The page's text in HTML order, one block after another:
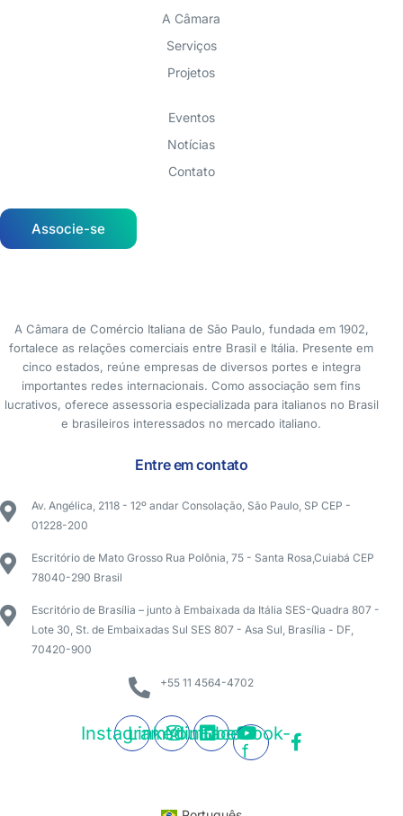
A Câmara
Serviços
Projetos
Eventos
Notícias
Contato
Associe-se
A Câmara de Comércio Italiana de São Paulo, fundada em 1902,
fortalece as relações comerciais entre Brasil e Itália. Presente em
cinco estados, reúne empresas de diversos portes e integra
importantes redes internacionais. Como associação sem fins
lucrativos, oferece assessoria especializada para italianos no Brasil
e brasileiros interessados no mercado italiano.
Entre em contato
Av. Angélica, 2118 - 12º andar Consolação, São Paulo, SP CEP -
01228-200
Escritório de Mato Grosso Rua Polônia, 75 - Santa Rosa,Cuiabá CEP
78040-290 Brasil
Escritório de Brasília – junto à Embaixada da Itália SES-Quadra 807 -
Lote 30, St. de Embaixadas Sul SES 807 - Asa Sul, Brasília - DF,
70420-900
+55 11 4564-4702
Instagram
LinkedinYoutubeFacebook-
f